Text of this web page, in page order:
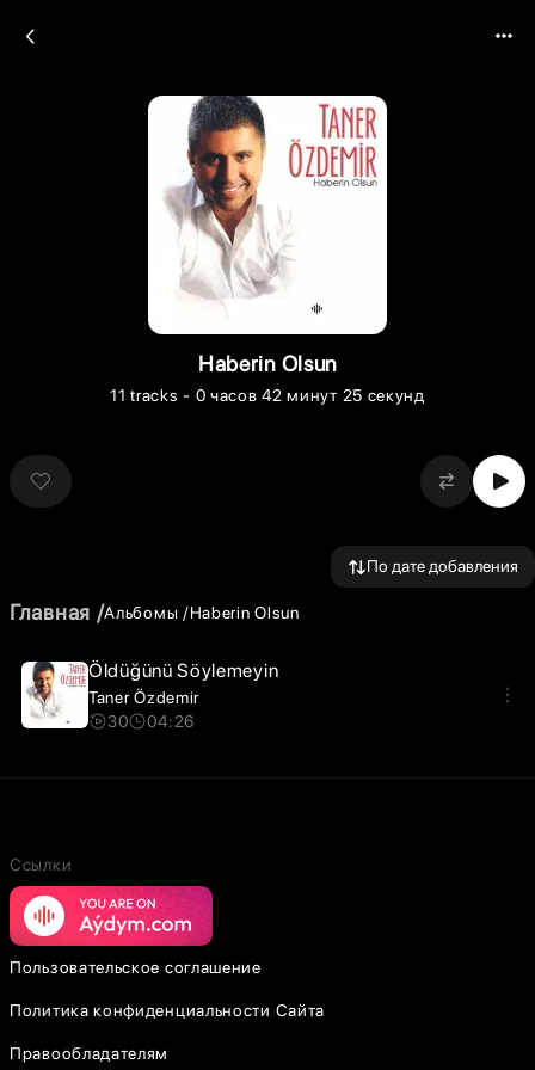
Haberin Olsun
11 tracks- 0 часов 42 минут 25 секунд
По дате добавления
Главная Альбомы Haberin Olsun
Öldüğünü Söylemeyin
Taner Özdemir
30
04:26
Ссылки
Пользовательское соглашение
Политика конфиденциальности Сайта
Правообладателям